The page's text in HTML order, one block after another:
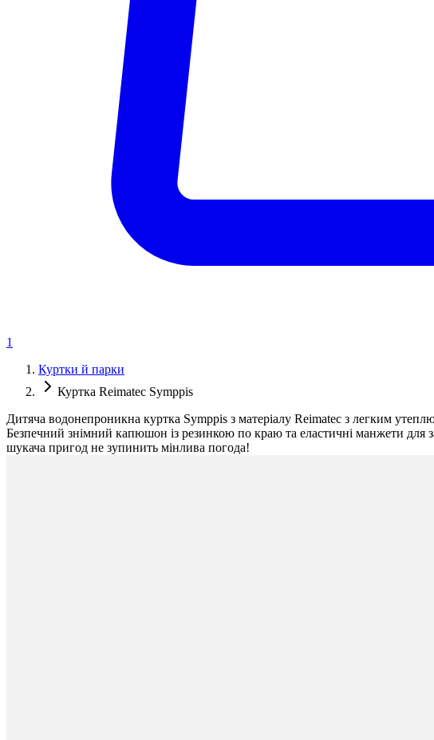
1
Куртки й парки
Куртка Reimatec Symppis
Дитяча водонепроникна куртка Symppis з матеріалу Reimatec з легким
Безпечний знімний капюшон із резинкою по краю та еластичні манжети для
шукача пригод не зупинить мінлива погода!